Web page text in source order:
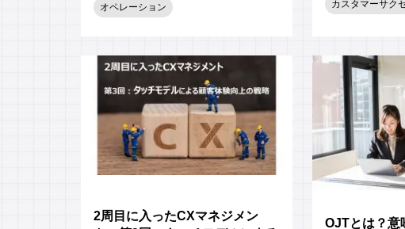
オペレーション カスタマーサク
2周目に入ったCXマネジメン
OJTとは？意